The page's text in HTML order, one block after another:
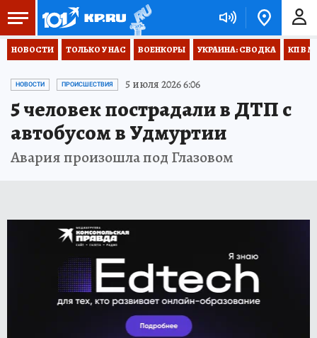
НОВОСТИ ТОЛЬКО У НАС ВОЕНКОРЫ УКРАИНА: СВОДКА КП В
НОВОСТИ ПРОИСШЕСТВИЯ 5 июля 2026 6:06
5 человек пострадали в ДТП с
автобусом в Удмуртии
Авария произошла под Глазовом